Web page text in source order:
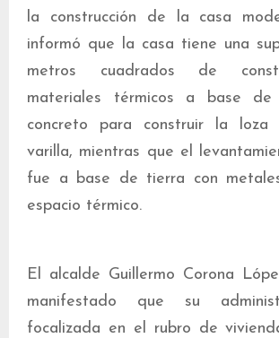
la construcción de la casa
informó que la casa tiene una
metros cuadrados de
materiales térmicos a base de
concreto para construir la
varilla, mientras que el
fue a base de tierra con
espacio térmico.
El alcalde Guillermo Corona
manifestado que su
focalizada en el rubro de